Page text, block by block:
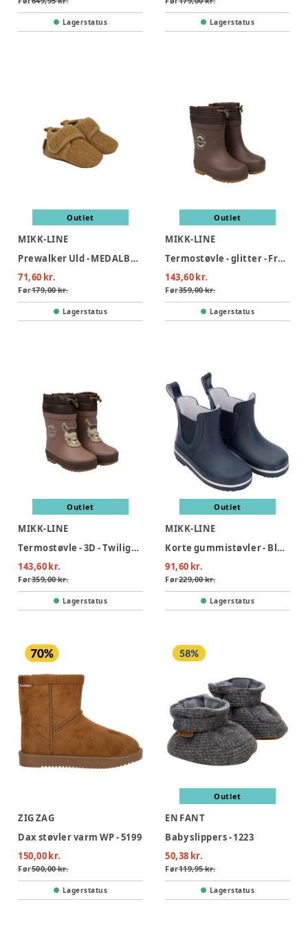
Lagerstatus Lagerstatus
Outlet
MIKK-LINE
Prewalker Uld - MEDALBRONZ
71,60 kr.
Før179,00 kr.
Lagerstatus
Outlet
MIKK-LINE
Termostøvle - glitter - French roast
143,60 kr.
Før359,00 kr.
Lagerstatus
Outlet
MIKK-LINE
Termostøvle - 3D - Twilight mauve
143,60 kr.
Før359,00 kr.
Lagerstatus
Outlet
MIKK-LINE
Korte gummistøvler - Blue Nights
91,60 kr.
Før229,00 kr.
Lagerstatus
ZIG ZAG
Dax støvler varm WP - 5199
150,00 kr.
Før500,00 kr.
Lagerstatus
Outlet
EN FANT
Baby slippers - 1223
50,38 kr.
Før119,95 kr.
Lagerstatus